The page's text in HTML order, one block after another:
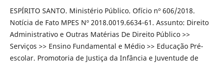
ESPÍRITO SANTO. Ministério Público. Ofício nº 606/2018.
Notícia de Fato MPES Nº 2018.0019.6634-61. Assunto: Direito
Administrativo e Outras Matérias De Direito Público >>
Serviços >> Ensino Fundamental e Médio >> Educação Pré-
escolar. Promotoria de Justiça da Infância e Juventude de